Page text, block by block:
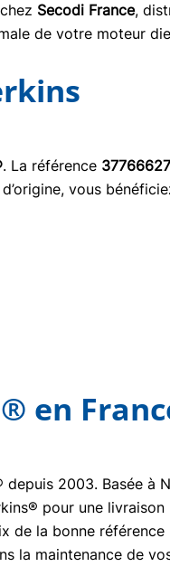
Secodi France,
de votre moteur
. La référence 37766627
vous
en
2003. Basée à
pour une
de la bonne
la maintenance de